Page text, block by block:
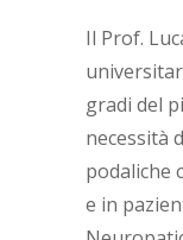
Il Prof.
gradi del
necessità
podaliche
e in